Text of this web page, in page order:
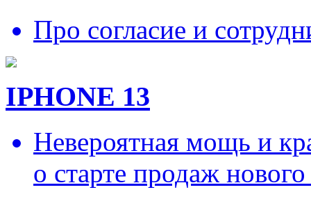
Про согласие и
IPHONE 13
Невероятная мощь и
о старте продаж